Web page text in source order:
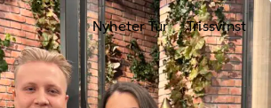
Nyheter Tur Trissvinst